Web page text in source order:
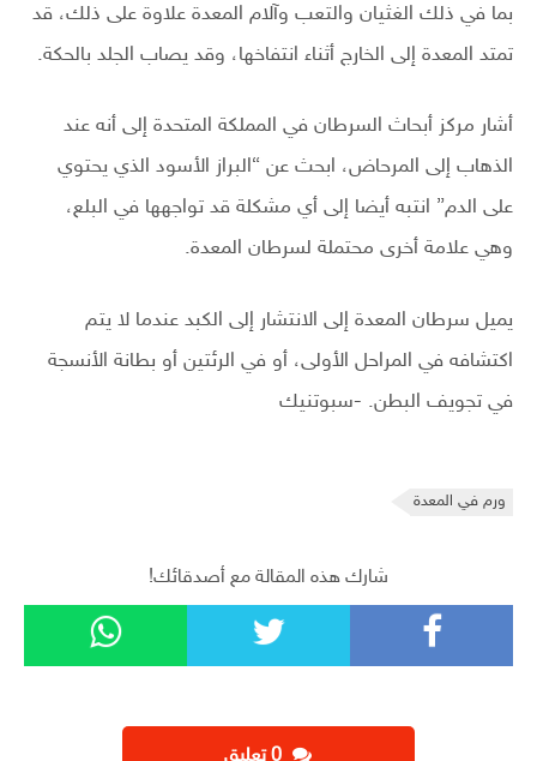
بما في ذلك الغثيان والتعب وآلام المعدة علاوة على ذلك، قد
تمتد المعدة إلى الخارج أثناء انتفاخها، وقد يصاب الجلد بالحكة.
أشار مركز أبحاث السرطان في المملكة المتحدة إلى أنه عند
الذهاب إلى المرحاض، ابحث عن “البراز الأسود الذي يحتوي
على الدم” انتبه أيضا إلى أي مشكلة قد تواجهها في البلع،
وهي علامة أخرى محتملة لسرطان المعدة.
يميل سرطان المعدة إلى الانتشار إلى الكبد عندما لا يتم
اكتشافه في المراحل الأولى، أو في الرئتين أو بطانة الأنسجة
في تجويف البطن. -سبوتنيك
ورم في المعدة
شارك هذه المقالة مع أصدقائك!